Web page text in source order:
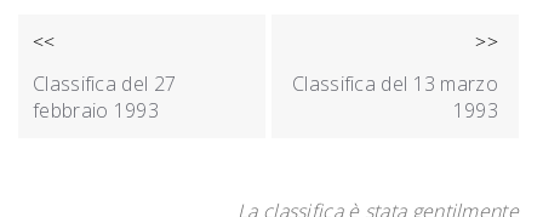
NAVIGAZIONE
ARTICOLI
<<
Classifica del 27
febbraio 1993
>>
Classifica del 13 marzo
1993
La classifica è stata gentilmente